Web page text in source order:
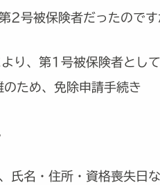
2号被保険者だったので
り、第1号被保険者とし
ため、免除申請手続き
氏名・住所・資格喪失日